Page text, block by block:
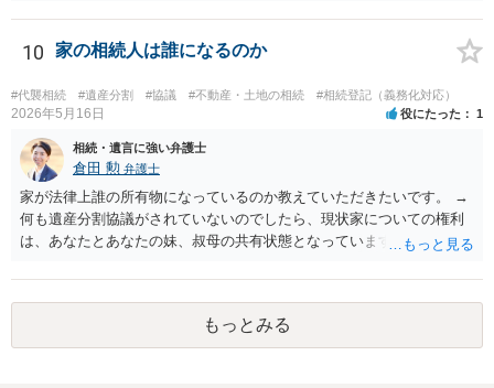
の申立てを行うことが考えられます。 たとえば、みなが要らない土地
建物ということであれば、遺産分割協議の中で、申立人のお父様が全
て権利を無償で取得して 今後は、お父様で必要な対応を行うと提案す
ることなどは一つ考えられるかなと思います。 なお、遺産としての共
有と、通常の共有が混在している場合はまた少し話が変わってきます
のでご留意ください。 ２ 法テラスの利用については各法律事務所に
直接お尋ねされるとよいと思います。一定の収入や預貯金がお父さま
にある場合は ご利用が難しい場合があります。
10 家の相続人は誰になるのか
#代襲相続 #遺産分割 #協議 #不動産・土地の相続 #相続登記（義務化対応）
2026年5月16日 役にたった 1
相続・遺言に強い弁護士
倉田 勲 弁護士
家が法律上誰の所有物になっているのか教えていただきたいです。 →
何も遺産分割協議がされていないのでしたら、現状家についての権利
は、あなたとあなたの妹、叔母の共有状態となっています。 相続割合
が祖父から相続した１/４は相続人全員が相続放棄したため相続人不在
の状態です。 そのため相続持ち分の登記のみであれば上記の割合での
登記をすれば足りますが、仮に家を処分するのであればお父様の１/４
に関して相続財産清算人を選任してその清算人含めて処分の手続きを
もっとみる